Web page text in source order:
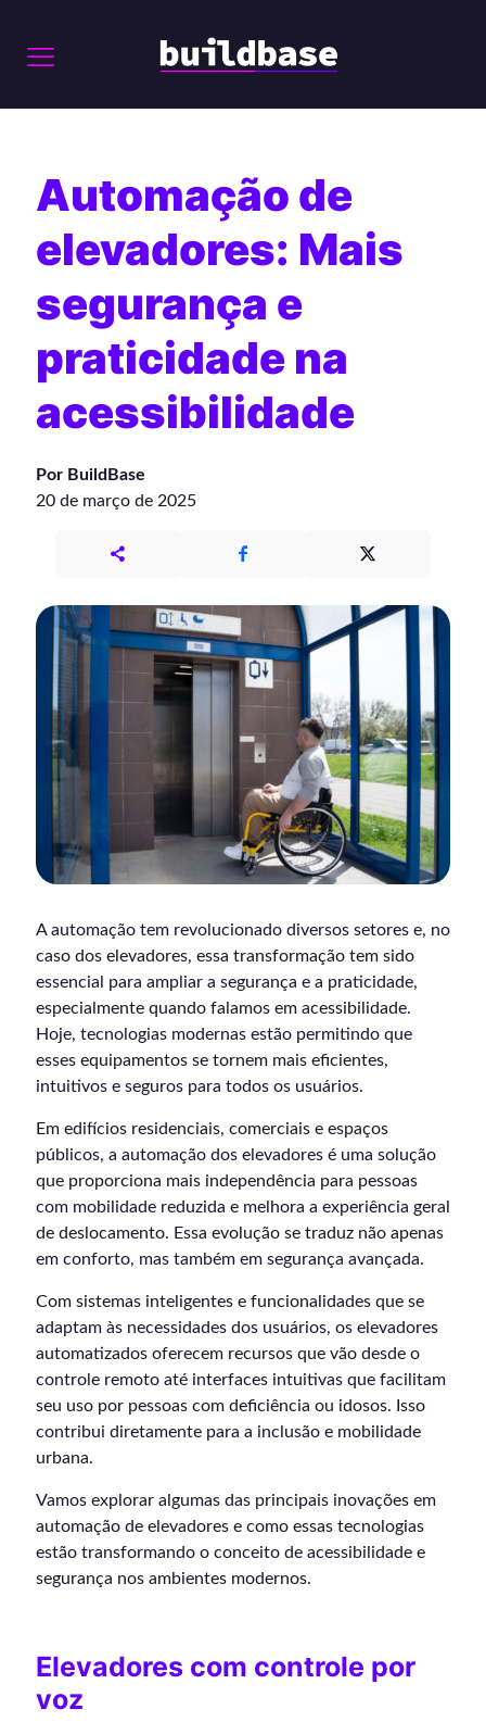
Automação de
elevadores: Mais
segurança e
praticidade na
acessibilidade
Por BuildBase
20 de março de 2025
A automação tem revolucionado diversos setores e, no
caso dos elevadores, essa transformação tem sido
essencial para ampliar a segurança e a praticidade,
especialmente quando falamos em acessibilidade.
Hoje, tecnologias modernas estão permitindo que
esses equipamentos se tornem mais eficientes,
intuitivos e seguros para todos os usuários.
Em edifícios residenciais, comerciais e espaços
públicos, a automação dos elevadores é uma solução
que proporciona mais independência para pessoas
com mobilidade reduzida e melhora a experiência geral
de deslocamento. Essa evolução se traduz não apenas
em conforto, mas também em segurança avançada.
Com sistemas inteligentes e funcionalidades que se
adaptam às necessidades dos usuários, os elevadores
automatizados oferecem recursos que vão desde o
controle remoto até interfaces intuitivas que facilitam
seu uso por pessoas com deficiência ou idosos. Isso
contribui diretamente para a inclusão e mobilidade
urbana.
Vamos explorar algumas das principais inovações em
automação de elevadores e como essas tecnologias
estão transformando o conceito de acessibilidade e
segurança nos ambientes modernos.
Elevadores com controle por
voz